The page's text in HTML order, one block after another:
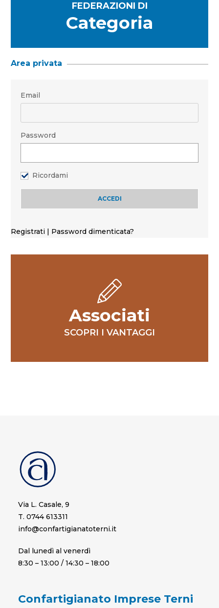
FEDERAZIONI DI
Categoria
Area privata
Email
Password
Ricordami
Registrati | Password dimenticata?
Associati
SCOPRI I VANTAGGI
Via L. Casale, 9
T. 0744 613311
info@confartigianatoterni.it
Dal lunedì al venerdì
8:30 – 13:00 / 14:30 – 18:00
Confartigianato Imprese Terni